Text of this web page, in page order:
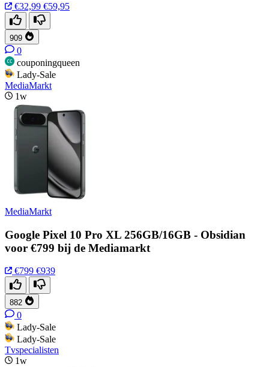
€32,99 €59,95
909
0
couponingqueen
Lady-Sale
MediaMarkt
1w
MediaMarkt
Google Pixel 10 Pro XL 256GB/16GB - Obsidian
voor €799 bij de Mediamarkt
€799 €939
882
0
Lady-Sale
Lady-Sale
Tvspecialisten
1w